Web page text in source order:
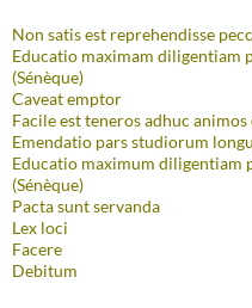
Non satis est reprehendisse
Educatio maximam
(Sénèque)
Caveat emptor
Facile est teneros adhuc
Emendatio pars studiorum
Educatio maximum
(Sénèque)
Pacta sunt servanda
Lex loci
Facere
Debitum